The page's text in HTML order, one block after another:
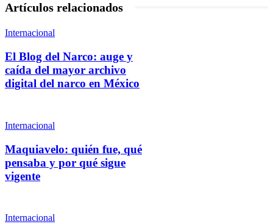
Artículos relacionados
Internacional
El Blog del Narco: auge y
caída del mayor archivo
digital del narco en México
Internacional
Maquiavelo: quién fue, qué
pensaba y por qué sigue
vigente
Internacional